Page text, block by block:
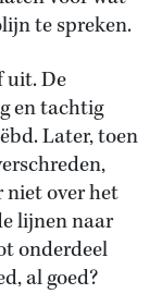
te spreken.
uit. De
en tachtig
Later, toen
niet over het
lijnen naar
onderdeel
al goed?